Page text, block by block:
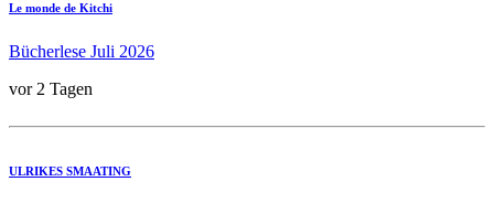
Le monde de Kitchi
Bücherlese Juli 2026
vor 2 Tagen
ULRIKES SMAATING